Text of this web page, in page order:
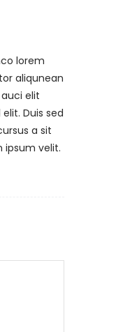
lorem
aliqunean
elit
Duis sed
a sit
ipsum velit.